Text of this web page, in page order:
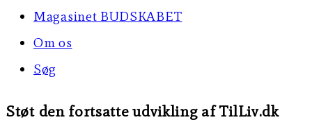
Magasinet BUDSKABET
Om os
Søg
Støt den fortsatte udvikling af TilLiv.dk